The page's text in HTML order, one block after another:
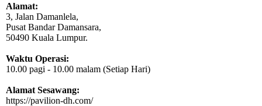
Alamat:
3, Jalan Damanlela,
Pusat Bandar Damansara,
50490 Kuala Lumpur.
Waktu Operasi:
10.00 pagi - 10.00 malam (Setiap Hari)
Alamat Sesawang:
https://pavilion-dh.com/